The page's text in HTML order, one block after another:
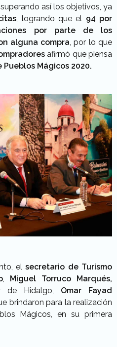
, superando así los objetivos, ya
, logrando que el 94 por
por parte de los
alguna compra , por lo que
afirmó que piensa
Pueblos Mágicos 2020.
el secretario de Turismo
, Miguel Torruco Marqués,
de Hidalgo, Omar Fayad
brindaron para la realización
Mágicos, en su primera